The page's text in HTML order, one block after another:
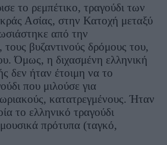
το ρεμπέτικο, τραγούδι των
Ασίας, στην Κατοχή μεταξύ
από την
τους βυζαντινούς δρόμους του,
Όμως, η διχασμένη ελληνική
δεν ήταν έτοιμη να το
που μιλούσε για
κατατρεγμένους. Ήταν
το ελληνικό τραγούδι
πρότυπα (ταγκό,